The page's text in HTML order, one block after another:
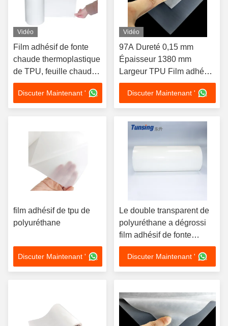
Vidéo
Film adhésif de fonte
chaude thermoplastique
de TPU, feuille chaude
de fonte pour la
stratification en cuir
Discuter Maintenant '
Vidéo
97A Dureté 0,15 mm
Épaisseur 1380 mm
Largeur TPU Film adhésif
à fusion chaude pour tissu
PU et matériau de plongée
SBR
Discuter Maintenant '
film adhésif de tpu de
polyuréthane
Discuter Maintenant '
Le double transparent de
polyuréthane a dégrossi
film adhésif de fonte
chaude de TPU pour des
matériaux d'unité centrale
Discuter Maintenant '